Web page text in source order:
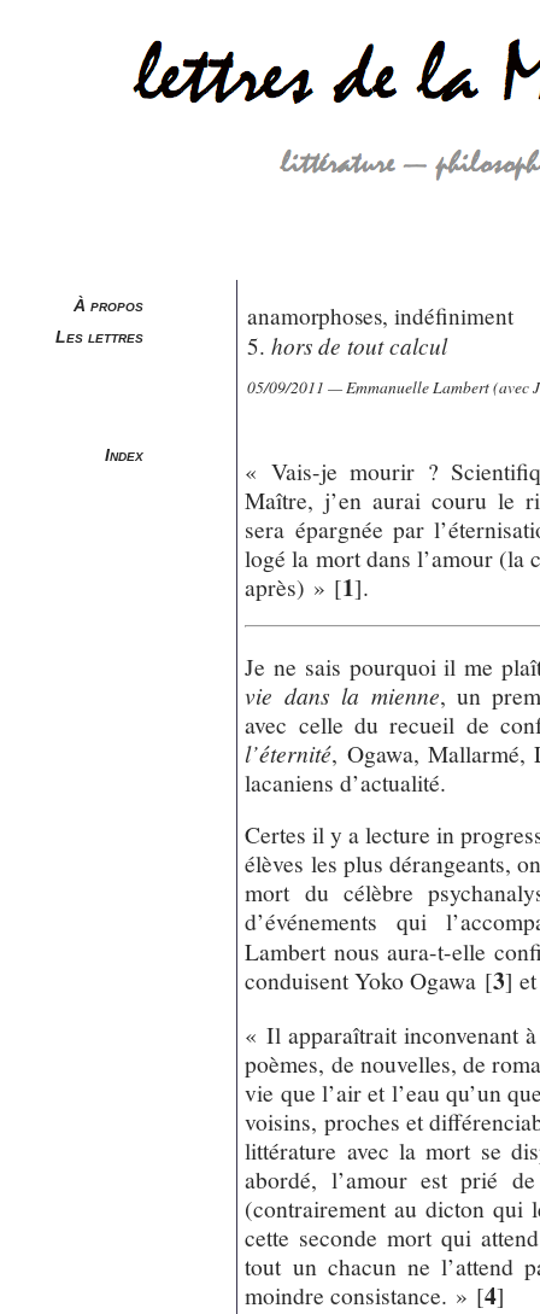
À propos
Les lettres
Index
anamorphoses, indéfiniment
5.hors de tout calcul
05/09/2011 — Emmanuelle Lambert (avec
« Vais-je mourir ?
Maître, j’en aurai couru le
sera épargnée par
logé la mort dans l’amour (la
après) » [1].
Je ne sais pourquoi il me
vie dans la mienne, un
avec celle du recueil de
l’éternité, Ogawa, Mallarmé,
lacaniens d’actualité.
Certes il y a lecture in
élèves les plus dérangeants,
mort du célèbre
d’événements qui
Lambert nous aura-t-elle
conduisent Yoko Ogawa [3]
« Il apparaîtrait inconvenant
poèmes, de nouvelles, de
vie que l’air et l’eau qu’un
voisins, proches et
littérature avec la mort se
abordé, l’amour est prié
(contrairement au dicton
cette seconde mort qui
tout un chacun ne l’attend
moindre consistance. » [4]